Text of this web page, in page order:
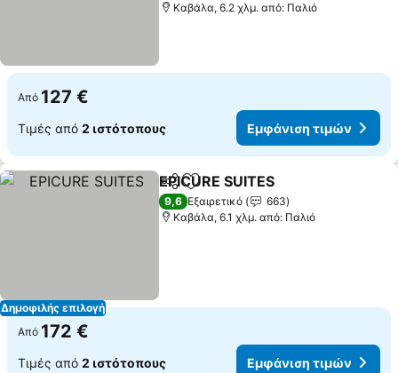
Καβάλα, 6.2 χλμ. από: Παλιό
Από 127 €
Τιμές από 2 ιστότοπους Εμφάνιση τιμών
Δημοφιλής επιλογή
Κοινοποίηση
Προσθήκη στα αγαπημένα
EPICURE SUITES
9,6 Εξαιρετικό
663
Καβάλα, 6.1 χλμ. από: Παλιό
Από 172 €
Τιμές από 2 ιστότοπους Εμφάνιση τιμών